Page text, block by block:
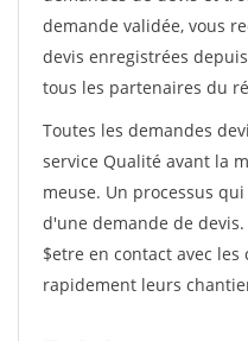
demande validée, vous
devis enregistrées
tous les partenaires du
Toutes les demandes
service Qualité avant la
meuse. Un processus
d'une demande de
$etre en contact avec
rapidement leurs